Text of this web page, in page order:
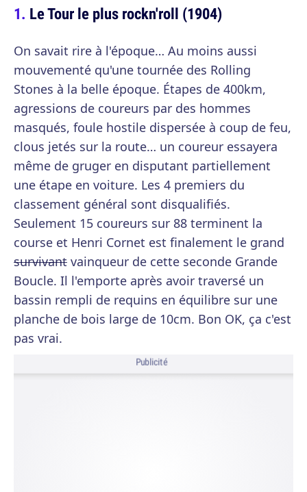
Le Tour le plus rockn'roll (1904)
On savait rire à l'époque… Au moins aussi
mouvementé qu'une tournée des Rolling
Stones à la belle époque. Étapes de 400km,
agressions de coureurs par des hommes
masqués, foule hostile dispersée à coup de feu,
clous jetés sur la route… un coureur essayera
même de gruger en disputant partiellement
une étape en voiture. Les 4 premiers du
classement général sont disqualifiés.
Seulement 15 coureurs sur 88 terminent la
course et Henri Cornet est finalement le grand
survivant vainqueur de cette seconde Grande
Boucle. Il l'emporte après avoir traversé un
bassin rempli de requins en équilibre sur une
planche de bois large de 10cm. Bon OK, ça c'est
pas vrai.
Publicité